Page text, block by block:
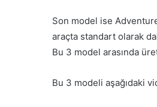
Son model ise
araçta standart olarak
Bu 3 model arasında
Bu 3 modeli aşağıdaki